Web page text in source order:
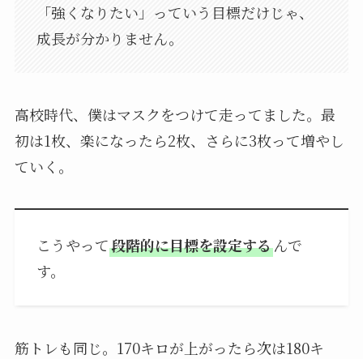
「強くなりたい」っていう目標だけじゃ、
成長が分かりません。
高校時代、僕はマスクをつけて走ってました。最
初は1枚、楽になったら2枚、さらに3枚って増やし
ていく。
こうやって段階的に目標を設定するんで
す。
筋トレも同じ。170キロが上がったら次は180キ